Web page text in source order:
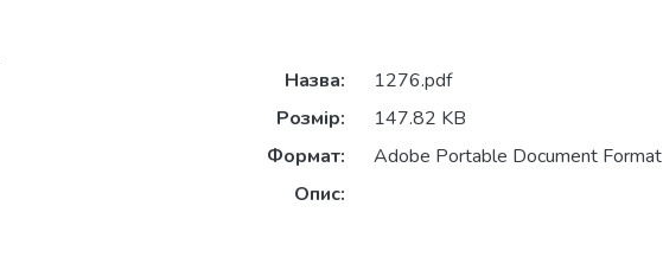
Назва:
1276.pdf
Розмір:
147.82 KB
Формат:
Adobe Portable Document Format
Опис: